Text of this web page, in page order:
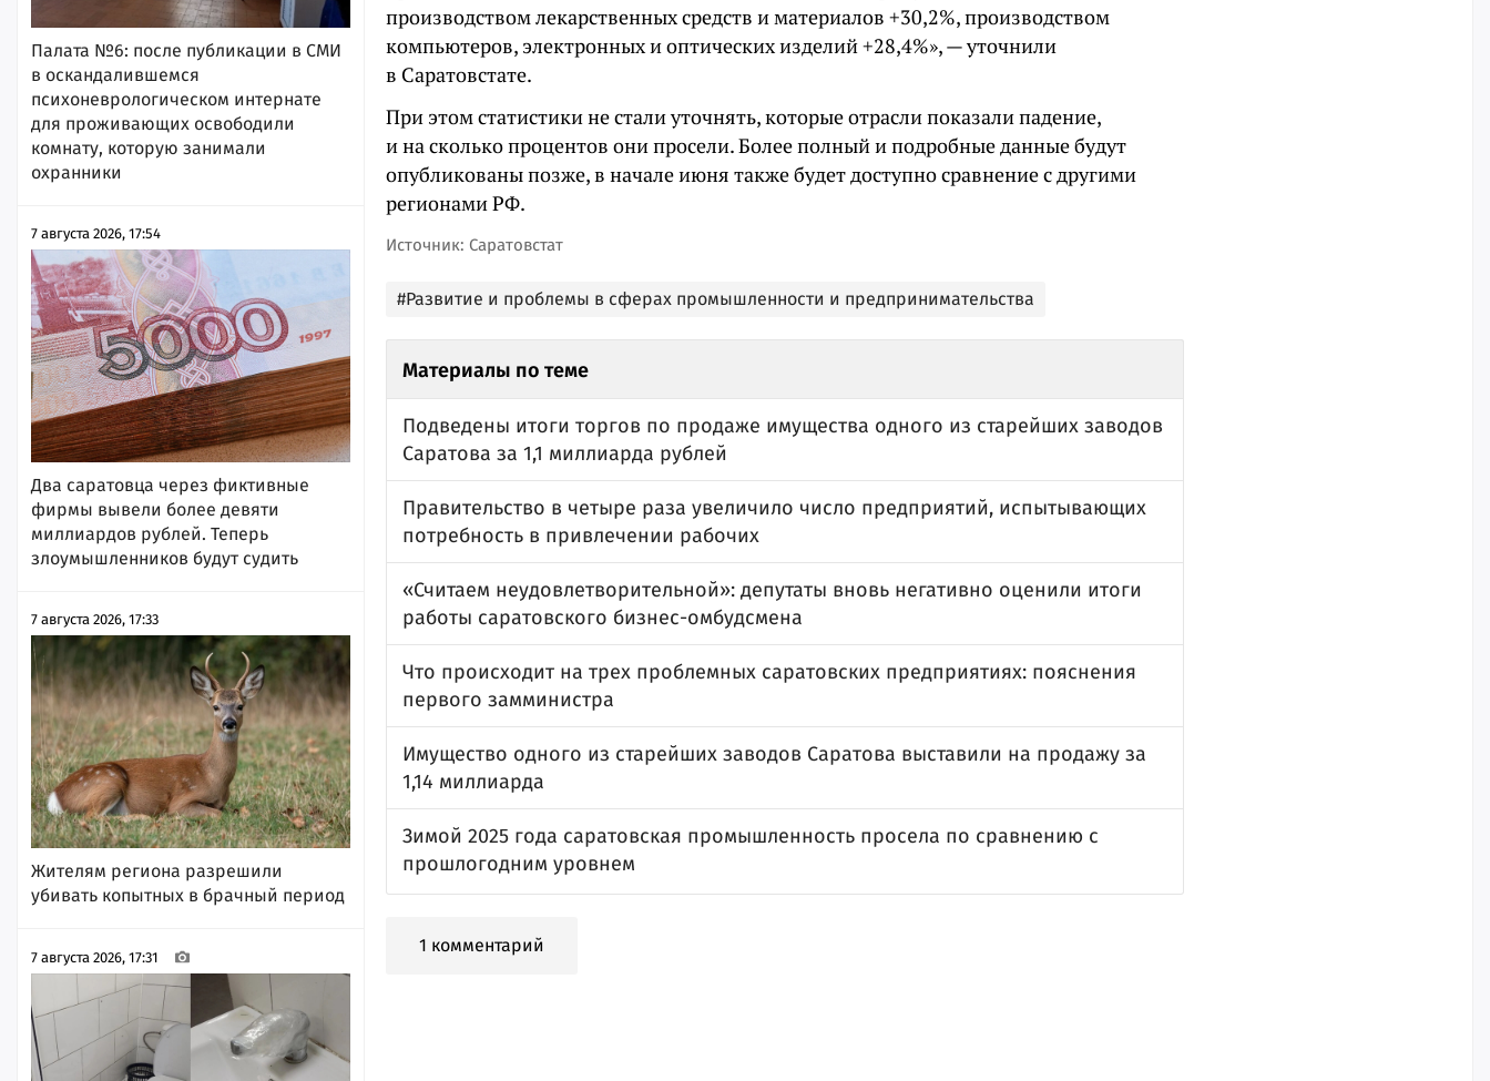
Палата №6: после публикации в СМИ
в оскандалившемся
психоневрологическом интернате
для проживающих освободили
комнату, которую занимали
охранники
7 августа 2026, 17:54
Два саратовца через фиктивные
фирмы вывели более девяти
миллиардов рублей. Теперь
злоумышленников будут судить
7 августа 2026, 17:33
Жителям региона разрешили
убивать копытных в брачный период
7 августа 2026, 17:31
производством лекарственных средств и материалов +30,2%, производством
компьютеров, электронных и оптических изделий +28,4%», — уточнили
в Саратовстате.
При этом статистики не стали уточнять, которые отрасли показали падение,
и на сколько процентов они просели. Более полный и подробные данные будут
опубликованы позже, в начале июня также будет доступно сравнение с другими
регионами РФ.
Источник: Саратовстат
#Развитие и проблемы в сферах промышленности и предпринимательства
Материалы по теме
Подведены итоги торгов по продаже имущества одного из старейших заводов
Саратова за 1,1 миллиарда рублей
Правительство в четыре раза увеличило число предприятий, испытывающих
потребность в привлечении рабочих
«Считаем неудовлетворительной»: депутаты вновь негативно оценили итоги
работы саратовского бизнес-омбудсмена
Что происходит на трех проблемных саратовских предприятиях: пояснения
первого замминистра
Имущество одного из старейших заводов Саратова выставили на продажу за
1,14 миллиарда
Зимой 2025 года саратовская промышленность просела по сравнению с
прошлогодним уровнем
1 комментарий